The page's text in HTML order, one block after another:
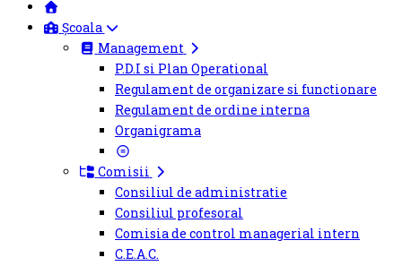
Școala
Management
P.D.I si Plan Operational
Regulament de organizare si functionare
Regulament de ordine interna
Organigrama
Comisii
Consiliul de administratie
Consiliul profesoral
Comisia de control managerial intern
C.E.A.C.